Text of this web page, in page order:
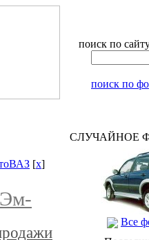
поиск по
поиск по
[x]
СЛУЧАЙНОЕ
Все